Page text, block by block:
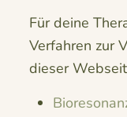
Für deine
Verfahren zur
dieser